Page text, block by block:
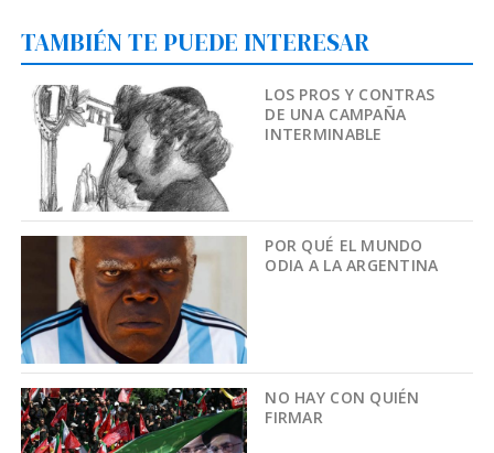
TAMBIÉN TE PUEDE INTERESAR
LOS PROS Y CONTRAS
DE UNA CAMPAÑA
INTERMINABLE
POR QUÉ EL MUNDO
ODIA A LA ARGENTINA
NO HAY CON QUIÉN
FIRMAR